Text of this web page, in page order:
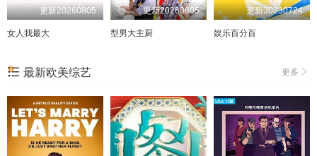
更新20260805
女人我最大
更新20260805
型男大主厨
更新30230724
娱乐百分百
更多
最新欧美综艺